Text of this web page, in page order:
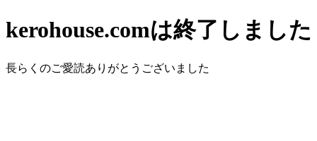
kerohouse.comは終了しました
長らくのご愛読ありがとうございました